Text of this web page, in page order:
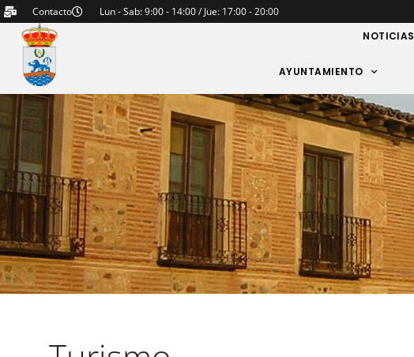
Contacto
Lun - Sab: 9:00 - 14:00 / Jue: 17:00 - 20:00
NOTICIAS
AYUNTAMIENTO